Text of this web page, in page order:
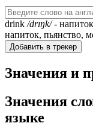
drink /drɪŋk/-
напиток, пьянство,
Добавить в трекер
Значения и
Значения
языке